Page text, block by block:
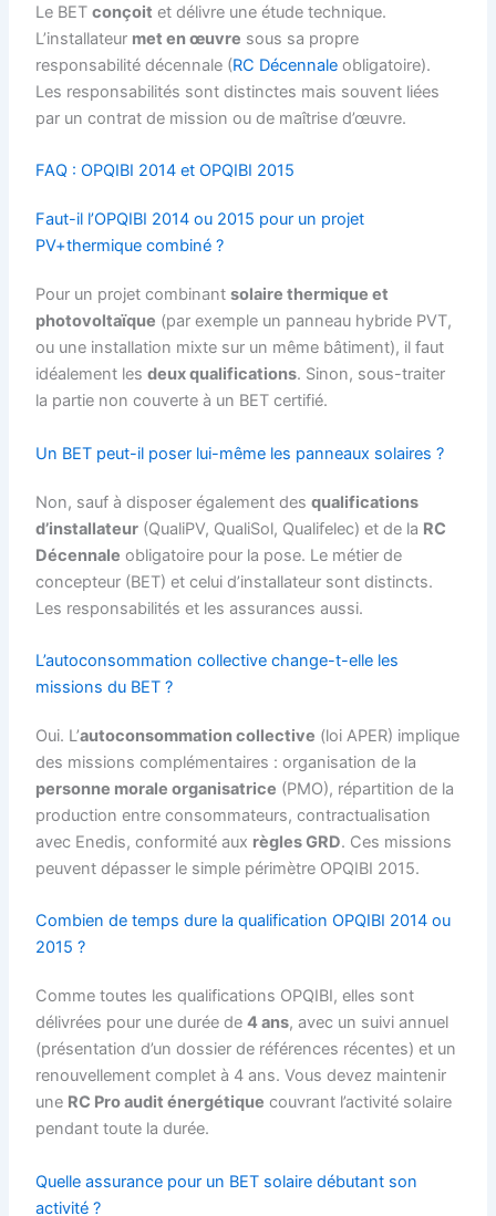
Le BETconçoit et délivre une étude technique.
L’installateur met en œuvre sous sa propre
responsabilité décennale (RC Décennale obligatoire).
Les responsabilités sont distinctes mais souvent liées
par un contrat de mission ou de maîtrise d’œuvre.
FAQ : OPQIBI 2014 et OPQIBI 2015
Faut-il l’OPQIBI 2014 ou 2015 pour un projet
PV+thermique combiné ?
Pour un projet combinantsolaire thermique et
photovoltaïque (par exemple un panneau hybride PVT,
ou une installation mixte sur un même bâtiment), il faut
idéalement lesdeux qualifications. Sinon, sous-traiter
la partie non couverte à un BET certifié.
Un BET peut-il poser lui-même les panneaux solaires ?
Non, sauf à disposer également desqualifications
d’installateur (QualiPV, QualiSol, Qualifelec) et de la RC
Décennale obligatoire pour la pose. Le métier de
concepteur (BET) et celui d’installateur sont distincts.
Les responsabilités et les assurances aussi.
L’autoconsommation collective change-t-elle les
missions du BET ?
Oui. L’autoconsommation collective (loi APER) implique
des missions complémentaires : organisation de la
personne morale organisatrice (PMO), répartition de la
production entre consommateurs, contractualisation
avec Enedis, conformité aux règles GRD. Ces missions
peuvent dépasser le simple périmètre OPQIBI 2015.
Combien de temps dure la qualification OPQIBI 2014 ou
2015 ?
Comme toutes les qualifications OPQIBI, elles sont
délivrées pour une durée de4 ans, avec un suivi annuel
(présentation d’un dossier de références récentes) et un
renouvellement complet à 4 ans. Vous devez maintenir
une RC Pro audit énergétique couvrant l’activité solaire
pendant toute la durée.
Quelle assurance pour un BET solaire débutant son
activité ?